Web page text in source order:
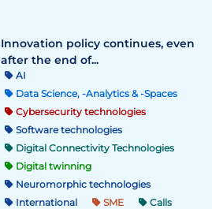
Innovation policy continues, even
after the end of...
AI
Data Science, -Analytics & -Spaces
Cybersecurity technologies
Software technologies
Digital Connectivity Technologies
Digital twinning
Neuromorphic technologies
International
SME Calls